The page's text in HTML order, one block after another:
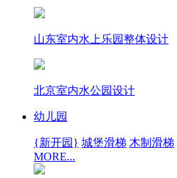
山东室内水上乐园整体设计
北京室内水公园设计
幼儿园
{新开园} 城堡滑梯 木制滑梯
MORE...